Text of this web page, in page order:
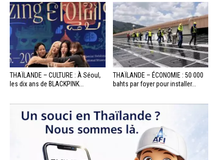
THAÏLANDE – CULTURE : À Séoul,
les dix ans de BLACKPINK...
THAÏLANDE – ÉCONOMIE : 50 000
bahts par foyer pour installer...